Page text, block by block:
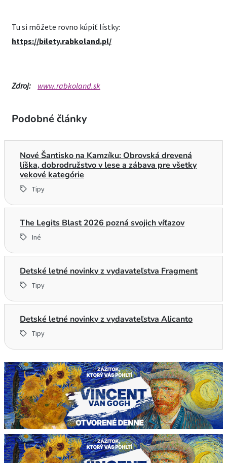
Tu si môžete rovno kúpiť lístky:
https://bilety.rabkoland.pl/
Zdroj: www.rabkoland.sk
Podobné články
Nové Šantisko na Kamzíku: Obrovská drevená
líška, dobrodružstvo v lese a zábava pre všetky
vekové kategórie
Tipy
The Legits Blast 2026 pozná svojich víťazov
Iné
Detské letné novinky z vydavateľstva Fragment
Tipy
Detské letné novinky z vydavateľstva Alicanto
Tipy